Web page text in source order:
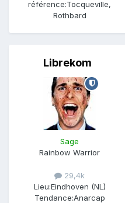
référence:Tocqueville,
Rothbard
Librekom
Sage
Rainbow Warrior
29,4k
Lieu:Eindhoven (NL)
Tendance:Anarcap